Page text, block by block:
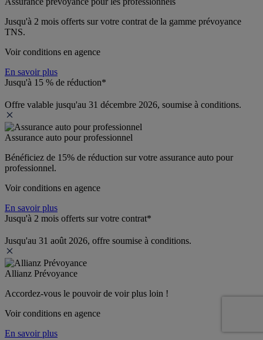
Jusqu'à 2 mois offerts sur votre contrat de la gamme prévoyance
TNS.
Voir conditions en agence
En savoir plus
Jusqu'à 15 % de réduction*
Offre valable jusqu'au 31 décembre 2026, soumise à conditions.
Assurance auto pour professionnel
Bénéficiez de 15% de réduction sur votre assurance auto pour
professionnel.
Voir conditions en agence
En savoir plus
Jusqu'à 2 mois offerts sur votre contrat*
Jusqu'au 31 août 2026, offre soumise à conditions.
Allianz Prévoyance
Accordez-vous le pouvoir de voir plus loin !
Voir conditions en agence
En savoir plus